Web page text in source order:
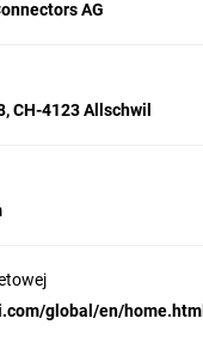
AG
CH-4123 Allschwil
global/en/home.html